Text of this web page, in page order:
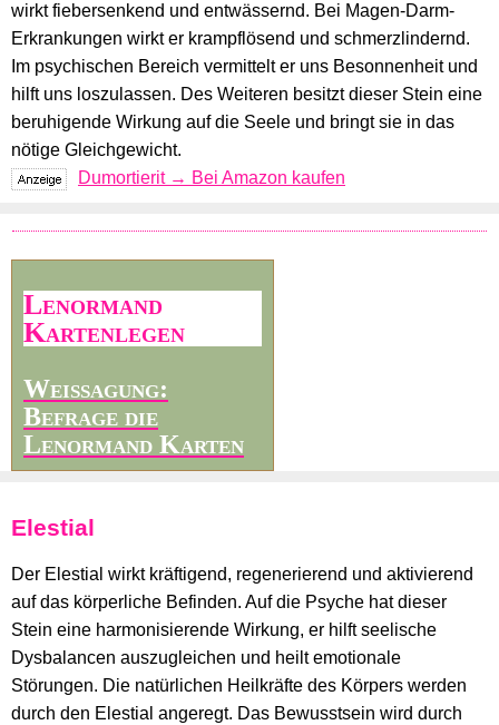
wirkt fiebersenkend und entwässernd. Bei Magen-Darm-
Erkrankungen wirkt er krampflösend und schmerzlindernd.
Im psychischen Bereich vermittelt er uns Besonnenheit und
hilft uns loszulassen. Des Weiteren besitzt dieser Stein eine
beruhigende Wirkung auf die Seele und bringt sie in das
nötige Gleichgewicht.
Dumortierit → Bei Amazon kaufen
Lenormand
Kartenlegen
Weissagung:
Befrage die
Lenormand Karten
Elestial
Der Elestial wirkt kräftigend, regenerierend und aktivierend
auf das körperliche Befinden. Auf die Psyche hat dieser
Stein eine harmonisierende Wirkung, er hilft seelische
Dysbalancen auszugleichen und heilt emotionale
Störungen. Die natürlichen Heilkräfte des Körpers werden
durch den Elestial angeregt. Das Bewusstsein wird durch